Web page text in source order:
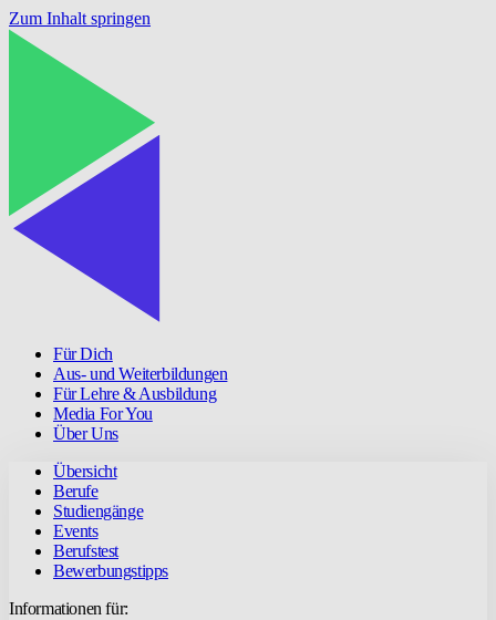
Zum Inhalt springen
Für Dich
Aus- und Weiterbildungen
Für Lehre & Ausbildung
Media For You
Über Uns
Übersicht
Berufe
Studiengänge
Events
Berufstest
Bewerbungstipps
Informationen für: